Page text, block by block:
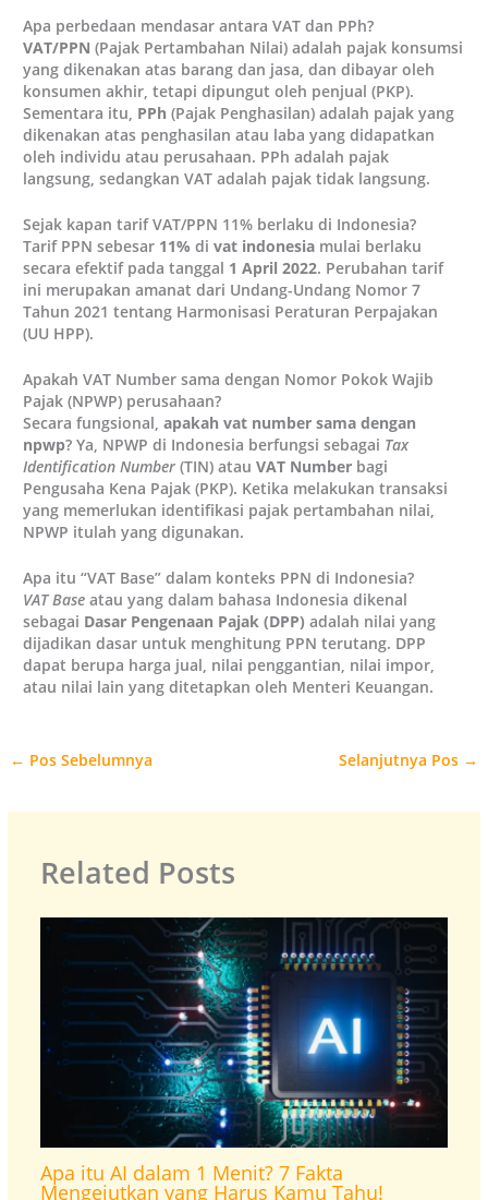
Apa perbedaan mendasar antara VAT dan PPh?
VAT/PPN (Pajak Pertambahan Nilai) adalah pajak konsumsi
yang dikenakan atas barang dan jasa, dan dibayar oleh
konsumen akhir, tetapi dipungut oleh penjual (PKP).
Sementara itu, PPh (Pajak Penghasilan) adalah pajak yang
dikenakan atas penghasilan atau laba yang didapatkan
oleh individu atau perusahaan. PPh adalah pajak
langsung, sedangkan VAT adalah pajak tidak langsung.
Sejak kapan tarif VAT/PPN 11% berlaku di Indonesia?
Tarif PPN sebesar 11% divat indonesia mulai berlaku
secara efektif pada tanggal 1 April 2022. Perubahan tarif
ini merupakan amanat dari Undang-Undang Nomor 7
Tahun 2021 tentang Harmonisasi Peraturan Perpajakan
(UU HPP).
Apakah VAT Number sama dengan Nomor Pokok Wajib
Pajak (NPWP) perusahaan?
Secara fungsional,apakah vat number sama dengan
npwp? Ya, NPWP di Indonesia berfungsi sebagai Tax
Identification Number (TIN) atauVAT Number bagi
Pengusaha Kena Pajak (PKP). Ketika melakukan transaksi
yang memerlukan identifikasi pajak pertambahan nilai,
NPWP itulah yang digunakan.
Apa itu “VAT Base” dalam konteks PPN di Indonesia?
VAT Base atau yang dalam bahasa Indonesia dikenal
sebagai Dasar Pengenaan Pajak (DPP) adalah nilai yang
dijadikan dasar untuk menghitung PPN terutang. DPP
dapat berupa harga jual, nilai penggantian, nilai impor,
atau nilai lain yang ditetapkan oleh Menteri Keuangan.
← Pos Sebelumnya Selanjutnya Pos →
Related Posts
Apa itu AI dalam 1 Menit? 7 Fakta
Mengejutkan yang Harus Kamu Tahu!